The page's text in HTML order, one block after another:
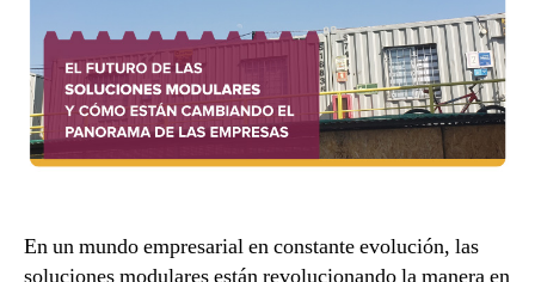
En un mundo empresarial en constante evolución, las